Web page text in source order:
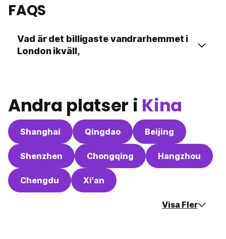
FAQS
Vad är det billigaste vandrarhemmet i
London ikväll,
Andra platser i Kina
Shanghai Qingdao Beijing
Shenzhen Chongqing Hangzhou
Chengdu Xi'an
Visa Fler